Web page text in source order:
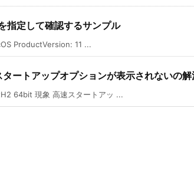
指定して確認するサンプル
ProductVersion: 11 ...
ートアップオプションが表示されないの解
64bit 現象 高速スタートアッ ...